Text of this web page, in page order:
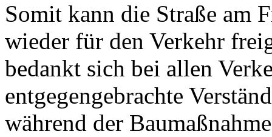
Somit kann die Straße am
wieder für den Verkehr
bedankt sich bei allen
entgegengebrachte
während der